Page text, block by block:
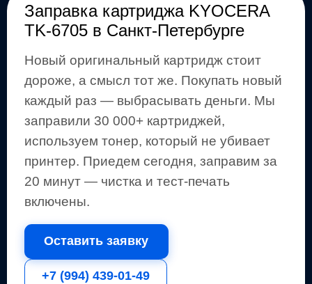
Заправка картриджа KYOCERA
TK-6705в Санкт-Петербурге
Новый оригинальный картридж стоит
дороже, а смысл тот же. Покупать новый
каждый раз — выбрасывать деньги. Мы
заправили 30 000+ картриджей,
используем тонер, который не убивает
принтер. Приедем сегодня, заправим за
20 минут — чистка и тест-печать
включены.
Оставить заявку
+7 (994) 439-01-49